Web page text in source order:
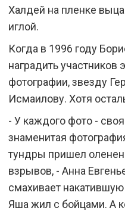
Халдей на пленке
иглой.
Когда в 1996 году
наградить участников
фотографии, звезду
Исмаилову. Хотя
- У каждого фото -
знаменитая
тундры пришел
взрывов, - Анна
смахивает
Яша жил с бойцами. А